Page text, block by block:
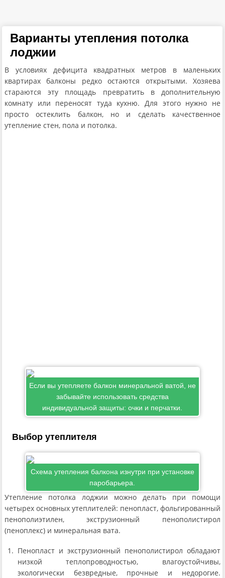
Варианты утепления потолка
лоджии
В условиях дефицита квадратных метров в маленьких
квартирах балконы редко остаются открытыми. Хозяева
стараются эту площадь превратить в дополнительную
комнату или переносят туда кухню. Для этого нужно не
просто остеклить балкон, но и сделать качественное
утепление стен, пола и потолка.
Если вы утепляете балкон минеральной ватой, не
забывайте использовать средства
индивидуальной защиты: очки и перчатки.
Выбор утеплителя
Схема утепления балкона изнутри при установке
паробарьера.
Утепление потолка лоджии можно делать при помощи
четырех основных утеплителей: пенопласт, фольгированный
пенополиэтилен, экструзионный пенополистирол
(пеноплекс) и минеральная вата.
Пенопласт и экструзионный пенополистирол обладают
низкой теплопроводностью, влагоустойчивы,
экологически безвредные, прочные и недорогие.